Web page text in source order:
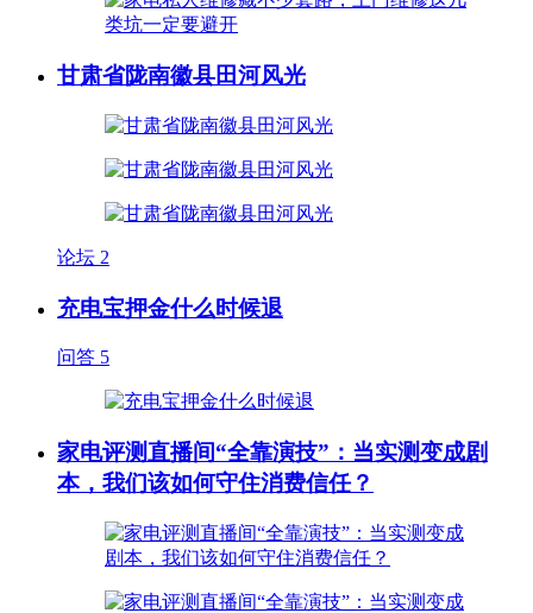
甘肃省陇南徽县田河风光
论坛 2
充电宝押金什么时候退
问答 5
家电评测直播间“全靠演技”：当实测变成剧
本，我们该如何守住消费信任？